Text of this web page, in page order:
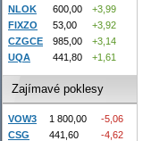
NLOK
600,00
+3,99
FIXZO
53,00
+3,92
CZGCE
985,00
+3,14
UQA
441,80 +1,61
Zajímavé poklesy
VOW3 1 800,00
-5,06
CSG
441,60
-4,62